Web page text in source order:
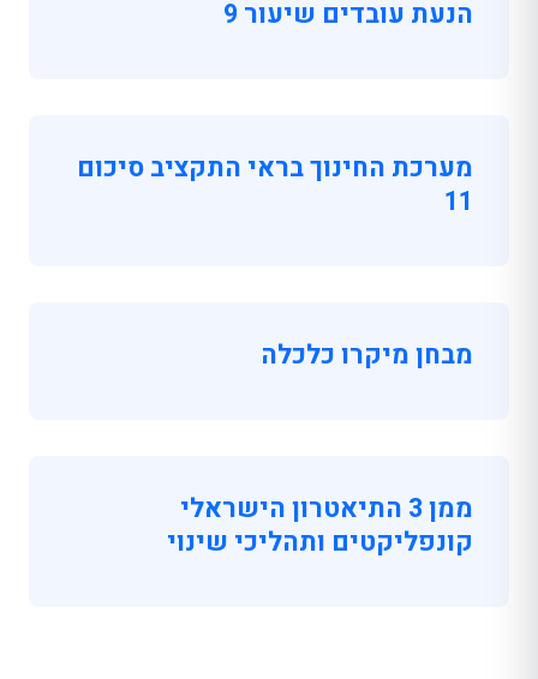
הנעת עובדים שיעור 9
מערכת החינוך בראי התקציב סיכום
11
מבחן מיקרו כלכלה
ממן 3 התיאטרון הישראלי
קונפליקטים ותהליכי שינוי